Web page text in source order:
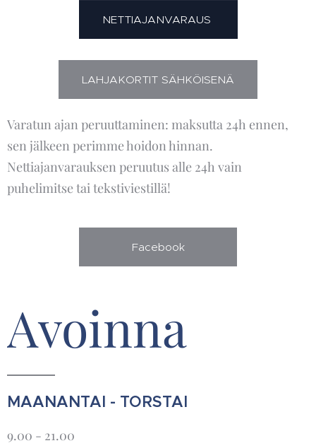
NETTIAJANVARAUS
LAHJAKORTIT SÄHKÖISENÄ
Varatun ajan peruuttaminen: maksutta 24h ennen,
sen jälkeen perimme hoidon hinnan.
Nettiajanvarauksen peruutus alle 24h vain
puhelimitse tai tekstiviestillä!
Facebook
Avoinna
MAANANTAI - TORSTAI
9.00 - 21.00